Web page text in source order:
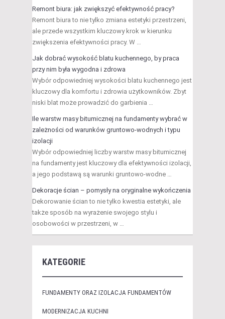
Remont biura: jak zwiększyć efektywność pracy?
Remont biura to nie tylko zmiana estetyki przestrzeni,
ale przede wszystkim kluczowy krok w kierunku
zwiększenia efektywności pracy. W …
Jak dobrać wysokość blatu kuchennego, by praca
przy nim była wygodna i zdrowa
Wybór odpowiedniej wysokości blatu kuchennego jest
kluczowy dla komfortu i zdrowia użytkowników. Zbyt
niski blat może prowadzić do garbienia …
Ile warstw masy bitumicznej na fundamenty wybrać w
zależności od warunków gruntowo-wodnych i typu
izolacji
Wybór odpowiedniej liczby warstw masy bitumicznej
na fundamenty jest kluczowy dla efektywności izolacji,
a jego podstawą są warunki gruntowo-wodne …
Dekoracje ścian – pomysły na oryginalne wykończenia
Dekorowanie ścian to nie tylko kwestia estetyki, ale
także sposób na wyrażenie swojego stylu i
osobowości w przestrzeni, w …
KATEGORIE
FUNDAMENTY ORAZ IZOLACJA FUNDAMENTÓW
MODERNIZACJA KUCHNI